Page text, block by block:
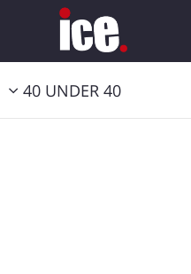
40 UNDER 40